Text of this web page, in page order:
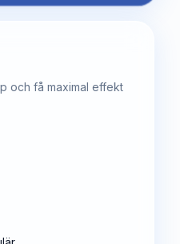
och få maximal effekt